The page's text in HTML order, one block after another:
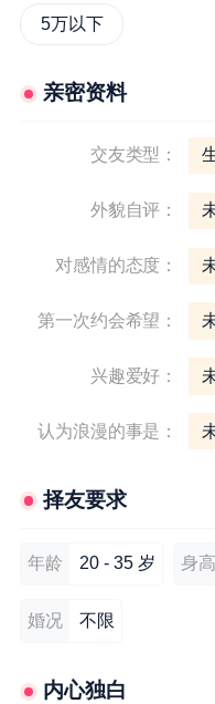
5万以下
亲密资料
交友类型：
外貌自评：
对感情的态度：
第一次约会希望：
兴趣爱好：
认为浪漫的事是：
择友要求
年龄 20 - 35 岁 身高
婚况 不限
内心独白